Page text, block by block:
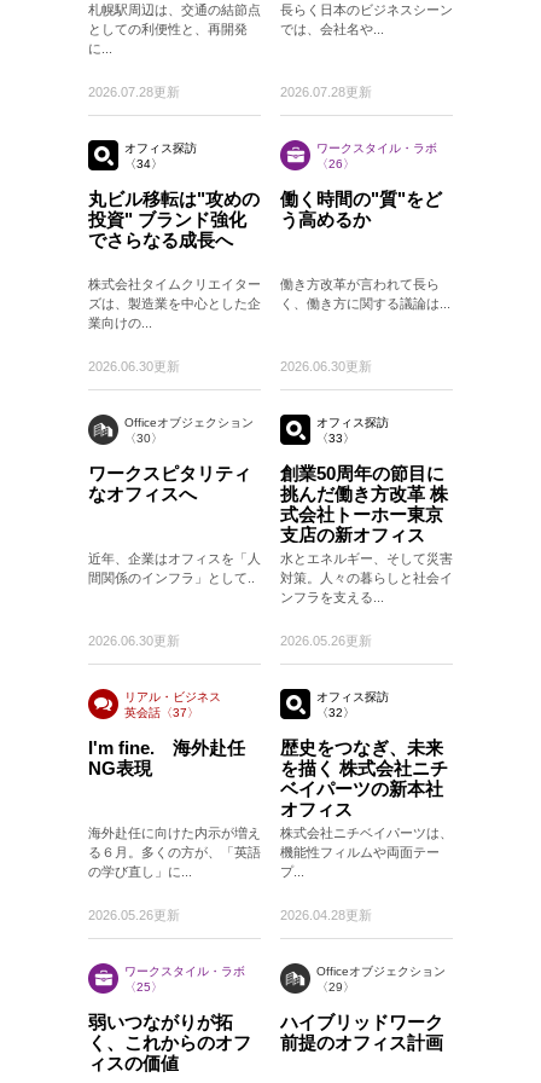
札幌駅周辺は、交通の結節点
としての利便性と、再開発
に...
2026.07.28更新
長らく日本のビジネスシーン
では、会社名や...
2026.07.28更新
オフィス探訪
〈34〉
丸ビル移転は"攻めの
投資" ブランド強化
でさらなる成長へ
株式会社タイムクリエイター
ズは、製造業を中心とした企
業向けの...
2026.06.30更新
ワークスタイル・ラボ
〈26〉
働く時間の"質"をど
う高めるか
働き方改革が言われて長ら
く、働き方に関する議論は...
2026.06.30更新
Officeオブジェクション
〈30〉
ワークスピタリティ
なオフィスへ
近年、企業はオフィスを「人
間関係のインフラ」として..
2026.06.30更新
オフィス探訪
〈33〉
創業50周年の節目に
挑んだ働き方改革 株
式会社トーホー東京
支店の新オフィス
水とエネルギー、そして災害
対策。人々の暮らしと社会イ
ンフラを支える...
2026.05.26更新
リアル・ビジネス
英会話〈37〉
I'm fine. 海外赴任
NG表現
海外赴任に向けた内示が増え
る６月。多くの方が、「英語
の学び直し」に...
2026.05.26更新
オフィス探訪
〈32〉
歴史をつなぎ、未来
を描く 株式会社ニチ
ベイパーツの新本社
オフィス
株式会社ニチベイパーツは、
機能性フィルムや両面テー
プ...
2026.04.28更新
ワークスタイル・ラボ
〈25〉
弱いつながりが拓
く、これからのオフ
ィスの価値
Officeオブジェクション
〈29〉
ハイブリッドワーク
前提のオフィス計画